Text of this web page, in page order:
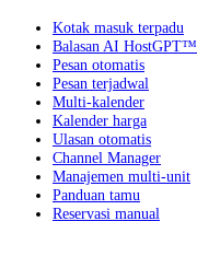
Kotak masuk terpadu
Balasan AI HostGPT™
Pesan otomatis
Pesan terjadwal
Multi-kalender
Kalender harga
Ulasan otomatis
Channel Manager
Manajemen multi-unit
Panduan tamu
Reservasi manual